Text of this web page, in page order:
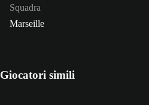
Squadra
Marseille
Giocatori simili